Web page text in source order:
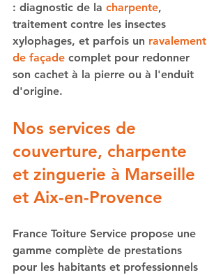
: diagnostic de la charpente,
traitement contre les insectes
xylophages, et parfois un ravalement
de façade complet pour redonner
son cachet à la pierre ou à l'enduit
d'origine.
Nos services de
couverture, charpente
et zinguerie à Marseille
et Aix-en-Provence
France Toiture Service propose une
gamme complète de prestations
pour les habitants et professionnels